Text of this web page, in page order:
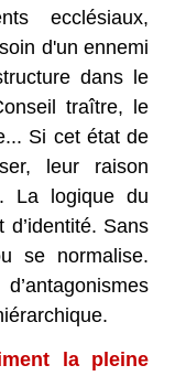
ecclésiaux,
d'un ennemi
dans le
traître, le
Si cet état de
leur raison
La logique du
Sans
se normalise.
la pleine